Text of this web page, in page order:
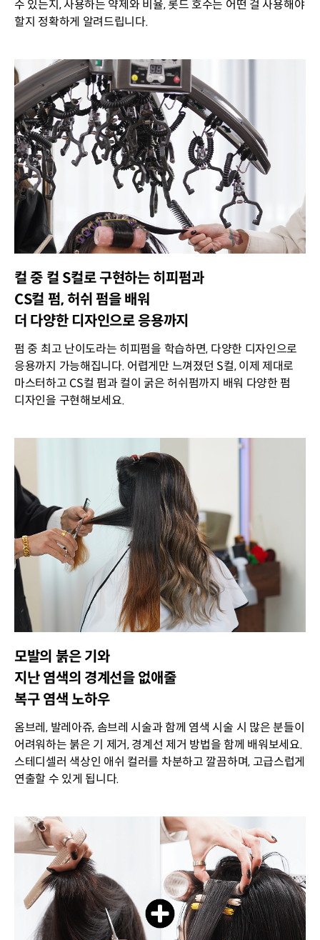
수 있는지, 사용하는 약제와 비율, 롯드 호수는 어떤 걸 사용해야
할지 정확하게 알려드립니다.
컬 중 컬 S컬로 구현하는 히피펌과
CS컬 펌, 허쉬 펌을 배워
더 다양한 디자인으로 응용까지
펌 중 최고 난이도라는 히피펌을 학습하면, 다양한 디자인으로
응용까지 가능해집니다. 어렵게만 느껴졌던 S컬, 이제 제대로
마스터하고 CS컬 펌과 컬이 굵은 허쉬펌까지 배워 다양한 펌
디자인을 구현해보세요.
모발의 붉은 기와
지난 염색의 경계선을 없애줄
복구 염색 노하우
옴브레, 발레아쥬, 솜브레 시술과 함께 염색 시술 시 많은 분들이
어려워하는 붉은 기 제거, 경계선 제거 방법을 함께 배워보세요.
스테디셀러 색상인 애쉬 컬러를 차분하고 깔끔하며, 고급스럽게
연출할 수 있게 됩니다.